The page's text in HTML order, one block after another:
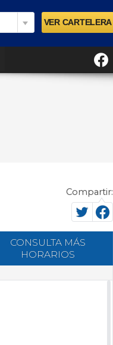
Compartir:
CONSULTA MÁS
HORARIOS